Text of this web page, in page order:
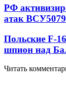
РФ
атак ВСУ5079
Польские F-
шпион над
Читать